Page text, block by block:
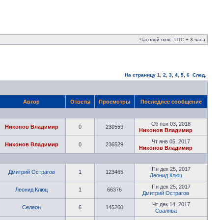
Часовой пояс: UTC + 3 часа
На страницу 1 2 3 4 5 6 След.
Автор Ответы Просмотры Последнее сообщение
Никонов Владимир 0 230559
Сб ноя 03, 2018
Никонов Владимир
Никонов Владимир 0 236529
Чт янв 05, 2017
Никонов Владимир
Дмитрий Острагов 1 123465
Пн дек 25, 2017
Леонид Клюц
Леонид Клюц 1 66376
Пн дек 25, 2017
Дмитрий Острагов
Селеон 6 145260
Чт дек 14, 2017
Свалява